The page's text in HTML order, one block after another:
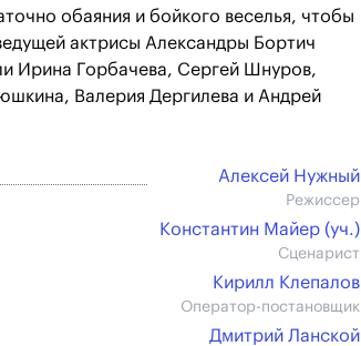
обаяния и бойкого веселья, чтобы
актрисы Александры Бортич
Ирина Горбачева, Сергей Шнуров,
Валерия Дергилева и Андрей
Алексей Нужный
Режиссер
Константин Майер (уч.)
Сценарист
Кирилл Клепалов
Оператор-постановщик
Дмитрий Ланской